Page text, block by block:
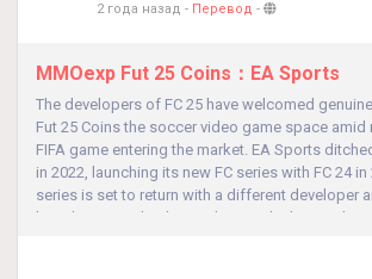
2 года назад - Перевод -
MMOexp Fut 25 Coins：EA Sports
The developers of FC 25 have welcomed
Fut 25 Coins the soccer video game space
FIFA game entering the market. EA Sports
in 2022, launching its new FC series with FC 24 in
series is set to return with a different developer
heavily rumored to have taken on the license by